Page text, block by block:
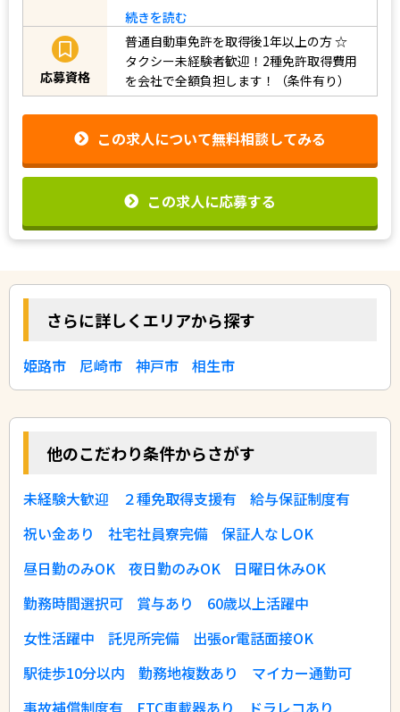
続きを読む
応募資格
普通自動車免許を取得後1年以上の方☆
タクシー未経験者歓迎！2種免許取得費用
を会社で全額負担します！（条件有り）
この求人について無料相談してみる
この求人に応募する
さらに詳しくエリアから探す
姫路市 尼崎市 神戸市 相生市
他のこだわり条件からさがす
未経験大歓迎 ２種免取得支援有
給与保証制度有
祝い金あり
社宅社員寮完備
保証人なしOK
昼日勤のみOK
夜日勤のみOK
日曜日休みOK
勤務時間選択可
賞与あり
60歳以上活躍中
女性活躍中
託児所完備
出張or電話面接OK
駅徒歩10分以内
勤務地複数あり
マイカー通勤可
事故補償制度有
ETC車載器あり ドラレコあり